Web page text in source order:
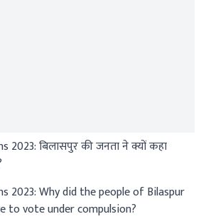
2023: बिलासपुर की जनता ने क्यों कहा
2023: Why did the people of Bilaspur
to vote under compulsion?